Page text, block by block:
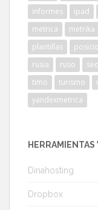
informes
ipad
metrica
metrika
plantillas
rusia
ruso seo
timo
turismo
yandexmetrica
HERRAMIENTAS
Dinahosting
Dropbox